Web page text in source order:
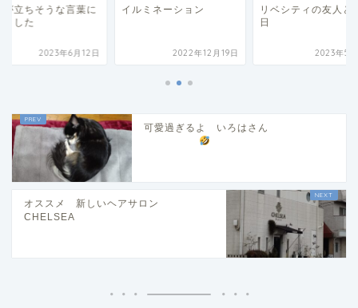
が立ちそうな言葉に
ました
2023年6月12日
イルミネーション
2022年12月19日
リベシティの友人と
日
2023年5
可愛過ぎるよ いろはさん
オススメ 新しいヘアサロン
CHELSEA